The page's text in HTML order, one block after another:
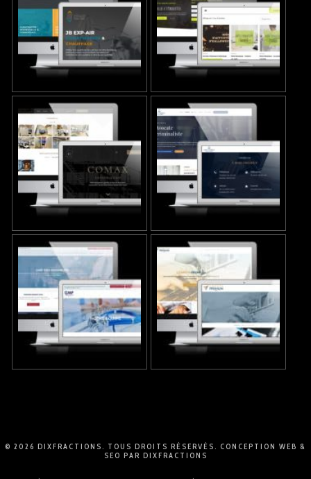
© 2026 DIXFRACTIONS. TOUS DROITS RÉSERVÉS. CONCEPTION WEB &
SEO PAR DIXFRACTIONS